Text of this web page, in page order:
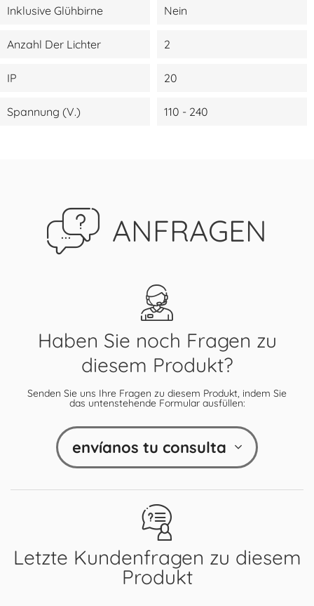
Inklusive Glühbirne Nein
Anzahl Der Lichter 2
IP 20
Spannung (V.) 110 - 240
ANFRAGEN
Letzte Kundenfragen zu diesem
Produkt
Haben Sie noch Fragen zu
diesem Produkt?
Senden Sie uns Ihre Fragen zu diesem Produkt, indem Sie
das untenstehende Formular ausfüllen:
envíanos tu consulta